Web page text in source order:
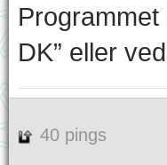
DK” eller
40 pings